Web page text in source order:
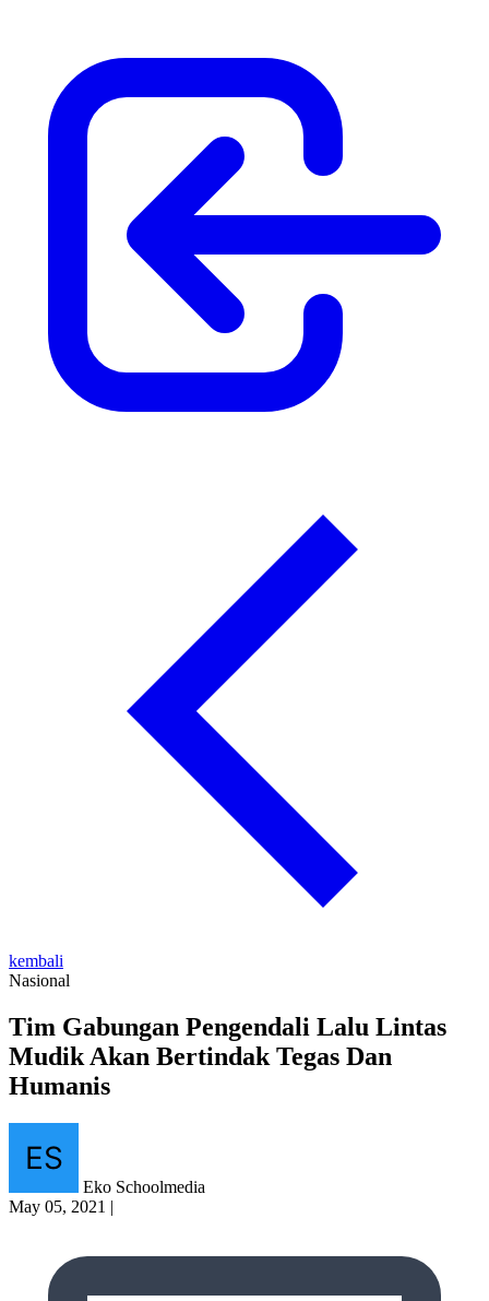
kembali
Nasional
Tim Gabungan Pengendali Lalu Lintas
Mudik Akan Bertindak Tegas Dan
Humanis
Eko Schoolmedia
May 05, 2021 |